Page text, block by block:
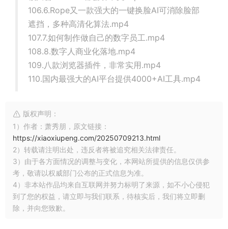
106.6.Rope又一款强大的一键换脸AI可消除脸部
遮挡，多种高清化算法.mp4
107.7.如何制作做自己的数字员工.mp4
108.8.数字人商业化落地.mp4
109.八款浏览器插件，非常实用.mp4
110.国内最强大的AI平台提供4000+AI工具.mp4
版权声明：
1）作者：萧秀朋，原文链接：
https://xiaoxiupeng.com/20250709213.html
2）转载请注明出处，违反者将被追究相关法律责任。
3）由于各方面情况的调整与变化，本网站所提供的信息仅供参
考，敬请以权威部门公布的正式信息为准。
4）非本站作品均来自互联网并努力标明了来源，如不小心侵犯
到了您的权益，请立即与我们联系，待核实后，我们将立即删
除，并向您致歉。